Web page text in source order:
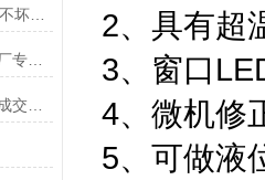
超声波细胞破碎仪我们保证10年不坏，除非去破坏。
蔬菜冷冻干燥机（南京贝帝仪器厂专业生产）
2、具有超
3、窗口
4、微机修
5、可做液